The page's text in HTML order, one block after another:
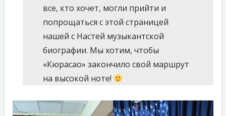
все, кто хочет, могли прийти и
попрощаться с этой страницей
нашей с Настей музыкантской
биографии. Мы хотим, чтобы
«Кюрасао» закончило свой маршрут
на высокой ноте!